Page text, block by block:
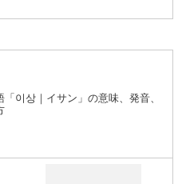
「이상｜イサン」の意味、発音、